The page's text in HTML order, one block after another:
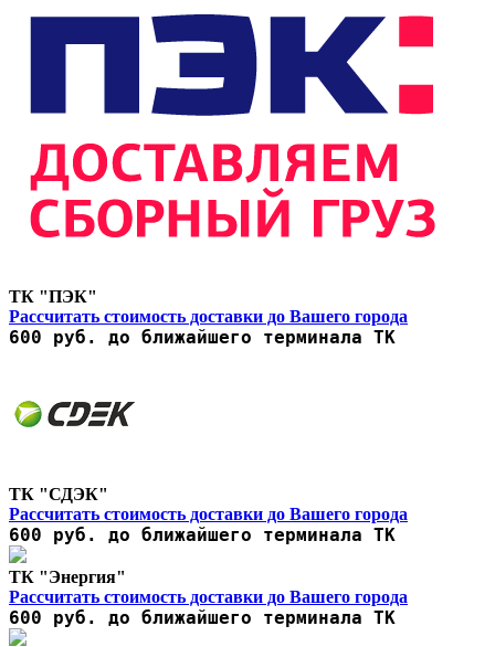
ТК "ПЭК"
Рассчитать стоимость доставки до Вашего города
600 руб. до ближайшего терминала ТК
ТК "СДЭК"
Рассчитать стоимость доставки до Вашего города
600 руб. до ближайшего терминала ТК
ТК "Энергия"
Рассчитать стоимость доставки до Вашего города
600 руб. до ближайшего терминала ТК